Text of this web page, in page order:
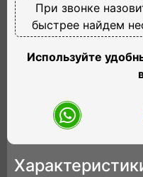
При звонке
быстрее найдем
Используйте